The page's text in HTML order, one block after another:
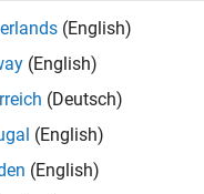
(English)
(English)
(Deutsch)
(English)
(English)